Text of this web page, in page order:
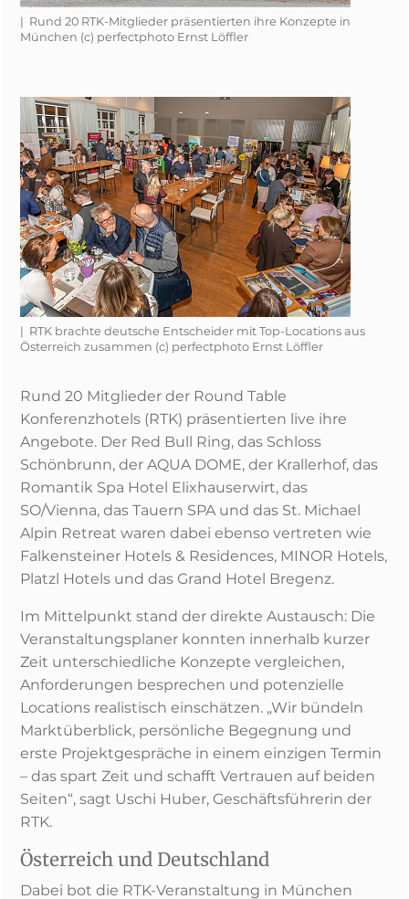
| Rund 20 RTK-Mitglieder präsentierten ihre Konzepte in
München (c) perfectphoto Ernst Löffler
| RTK brachte deutsche Entscheider mit Top-Locations aus
Österreich zusammen (c) perfectphoto Ernst Löffler
Rund 20 Mitglieder der Round Table
Konferenzhotels (RTK) präsentierten live ihre
Angebote. Der Red Bull Ring, das Schloss
Schönbrunn, der AQUA DOME, der Krallerhof, das
Romantik Spa Hotel Elixhauserwirt, das
SO/Vienna, das Tauern SPA und das St. Michael
Alpin Retreat waren dabei ebenso vertreten wie
Falkensteiner Hotels & Residences, MINOR Hotels,
Platzl Hotels und das Grand Hotel Bregenz.
Im Mittelpunkt stand der direkte Austausch: Die
Veranstaltungsplaner konnten innerhalb kurzer
Zeit unterschiedliche Konzepte vergleichen,
Anforderungen besprechen und potenzielle
Locations realistisch einschätzen. „Wir bündeln
Marktüberblick, persönliche Begegnung und
erste Projektgespräche in einem einzigen Termin
– das spart Zeit und schafft Vertrauen auf beiden
Seiten“, sagt Uschi Huber, Geschäftsführerin der
RTK.
Österreich und Deutschland
Dabei bot die RTK-Veranstaltung in München